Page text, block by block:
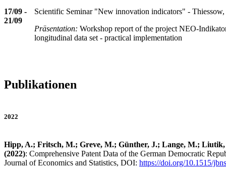
17/09 -
21/09
Scientific Seminar "New innovation indicators" - Thiessow,
Präsentation: Workshop report of the project NEO-
longitudinal data set - practical implementation
Publikationen
2022
Hipp, A.; Fritsch, M.; Greve, M.; Günther, J.; Lange, M.;
(2022): Comprehensive Patent Data of the German Democratic
Journal of Economics and Statistics, DOI: https://doi.org/10.1515/